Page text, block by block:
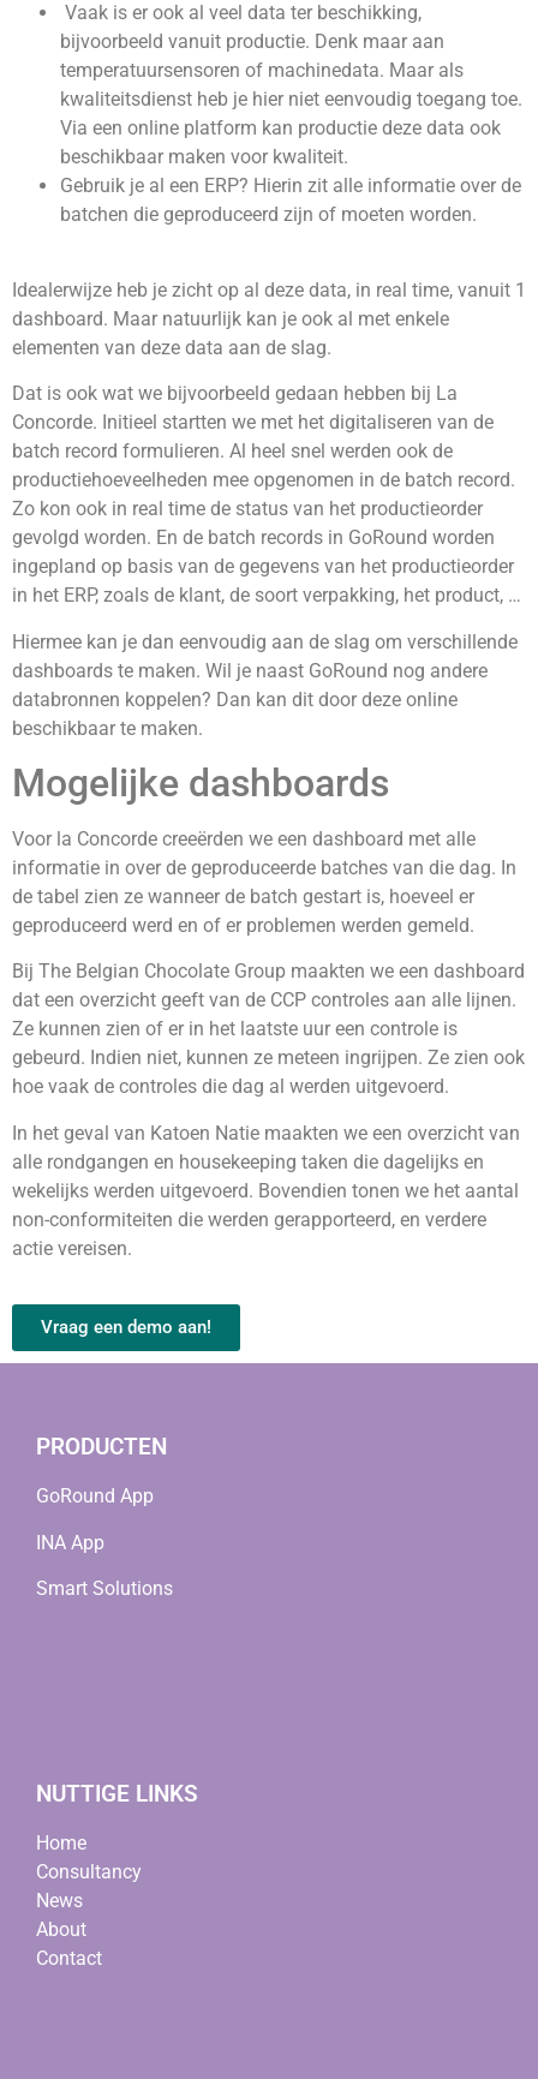
Vaak is er ook al veel data ter beschikking,
bijvoorbeeld vanuit productie. Denk maar aan
temperatuursensoren of machinedata. Maar als
kwaliteitsdienst heb je hier niet eenvoudig toegang toe.
Via een online platform kan productie deze data ook
beschikbaar maken voor kwaliteit.
Gebruik je al een ERP? Hierin zit alle informatie over de
batchen die geproduceerd zijn of moeten worden.
Idealerwijze heb je zicht op al deze data, in real time, vanuit 1
dashboard. Maar natuurlijk kan je ook al met enkele
elementen van deze data aan de slag.
Dat is ook wat we bijvoorbeeld gedaan hebben bij La
Concorde. Initieel startten we met het digitaliseren van de
batch record formulieren. Al heel snel werden ook de
productiehoeveelheden mee opgenomen in de batch record.
Zo kon ook in real time de status van het productieorder
gevolgd worden. En de batch records in GoRound worden
ingepland op basis van de gegevens van het productieorder
in het ERP, zoals de klant, de soort verpakking, het product, …
Hiermee kan je dan eenvoudig aan de slag om verschillende
dashboards te maken. Wil je naast GoRound nog andere
databronnen koppelen? Dan kan dit door deze online
beschikbaar te maken.
Mogelijke dashboards
Voor la Concorde creeërden we een dashboard met alle
informatie in over de geproduceerde batches van die dag. In
de tabel zien ze wanneer de batch gestart is, hoeveel er
geproduceerd werd en of er problemen werden gemeld.
Bij The Belgian Chocolate Group maakten we een dashboard
dat een overzicht geeft van de CCP controles aan alle lijnen.
Ze kunnen zien of er in het laatste uur een controle is
gebeurd. Indien niet, kunnen ze meteen ingrijpen. Ze zien ook
hoe vaak de controles die dag al werden uitgevoerd.
In het geval van Katoen Natie maakten we een overzicht van
alle rondgangen en housekeeping taken die dagelijks en
wekelijks werden uitgevoerd. Bovendien tonen we het aantal
non-conformiteiten die werden gerapporteerd, en verdere
actie vereisen.
Vraag een demo aan!
PRODUCTEN
GoRound App
INA App
Smart Solutions
NUTTIGE LINKS
Home
Consultancy
News
About
Contact